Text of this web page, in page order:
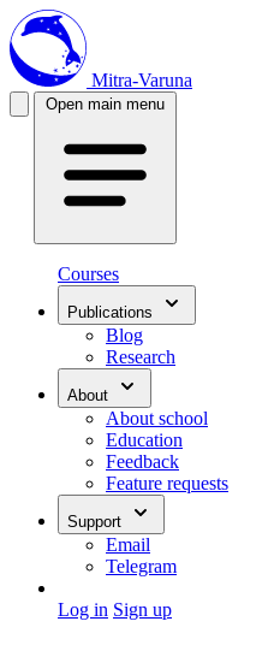
Mitra-Varuna
Open main menu
Courses
Publications
Blog
Research
About
About school
Education
Feedback
Feature requests
Support
Email
Telegram
Log in Sign up